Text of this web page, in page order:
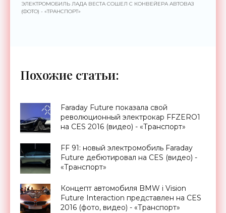
ЭЛЕКТРОМОБИЛЬ ЛАДА ВЕСТА СОШЕЛ С КОНВЕЙЕРА АВТОВАЗ
(ФОТО) - «ТРАНСПОРТ»
Похожие статьи:
Faraday Future показала свой
революционный электрокар FFZERO1
на CES 2016 (видео) - «Транспорт»
FF 91: новый электромобиль Faraday
Future дебютировал на CES (видео) -
«Транспорт»
Концепт автомобиля BMW i Vision
Future Interaction представлен на CES
2016 (фото, видео) - «Транспорт»